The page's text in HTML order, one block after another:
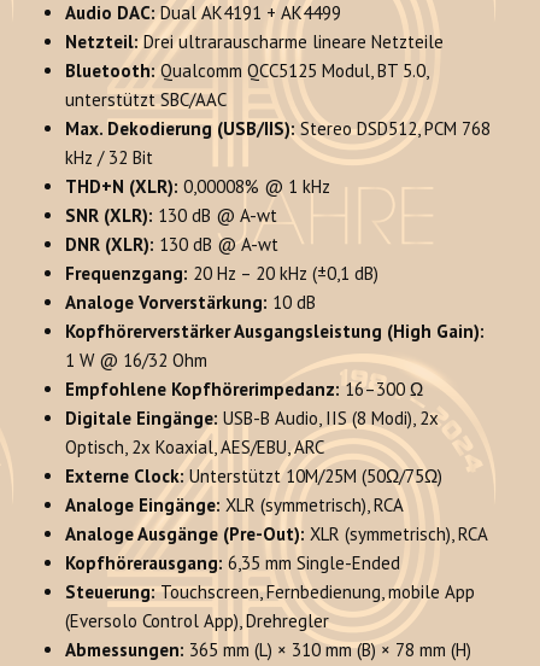
Audio DAC: Dual AK4191 + AK4499
Netzteil: Drei ultrarauscharme lineare Netzteile
Bluetooth: Qualcomm QCC5125 Modul, BT 5.0,
unterstützt SBC/AAC
Max. Dekodierung (USB/IIS):Stereo DSD512, PCM 768
kHz / 32 Bit
THD+N (XLR): 0,00008% @ 1 kHz
SNR (XLR): 130 dB @ A-wt
DNR (XLR): 130 dB @ A-wt
Frequenzgang: 20 Hz – 20 kHz (±0,1 dB)
Analoge Vorverstärkung: 10 dB
Kopfhörerverstärker Ausgangsleistung (High Gain):
1 W @ 16/32 Ohm
Empfohlene Kopfhörerimpedanz: 16–300 Ω
Digitale Eingänge: USB-B Audio, IIS (8 Modi), 2x
Optisch, 2x Koaxial, AES/EBU, ARC
Externe Clock:Unterstützt 10M/25M (50Ω/75Ω)
Analoge Eingänge: XLR (symmetrisch), RCA
Analoge Ausgänge (Pre-Out): XLR (symmetrisch), RCA
Kopfhörerausgang: 6,35 mm Single-Ended
Steuerung: Touchscreen, Fernbedienung, mobile App
(Eversolo Control App), Drehregler
Abmessungen: 365 mm (L) × 310 mm (B) × 78 mm (H)